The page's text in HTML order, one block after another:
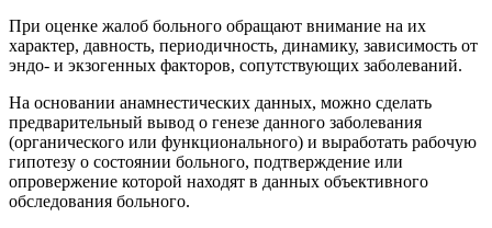
При оценке жалоб больного обращают внимание на их
характер, давность, периодичность, динамику, зависимость от
эндо- и экзогенных факторов, сопутствующих заболеваний.
На основании анамнестических данных, можно сделать
предварительный вывод о генезе данного заболевания
(органического или функционального) и выработать рабочую
гипотезу о состоянии больного, подтверждение или
опровержение которой находят в данных объективного
обследования больного.